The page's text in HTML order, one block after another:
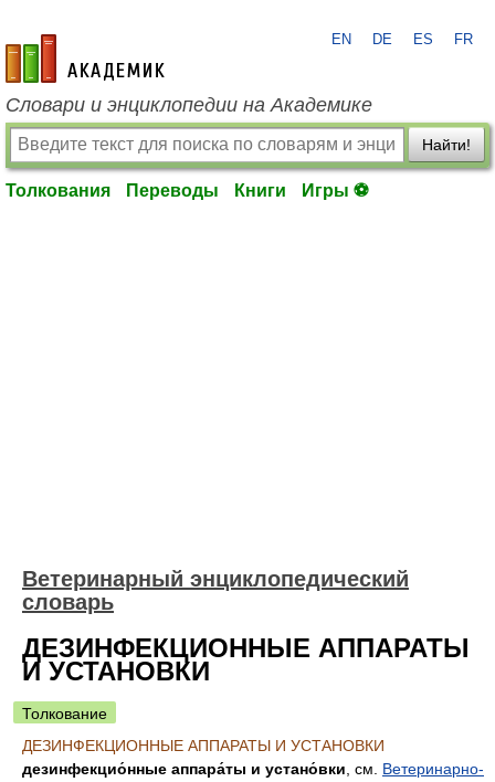
academic.ru
EN DE ES FR
Словари и энциклопедии на Академике
Найти!
Толкования Переводы Книги Игры ⚽
Ветеринарный энциклопедический
словарь
ДЕЗИНФЕКЦИОННЫЕ АППАРАТЫ
И УСТАНОВКИ
Толкование
ДЕЗИНФЕКЦИОННЫЕ АППАРАТЫ И УСТАНОВКИ
дезинфекцио́нные аппара́ты и устано́вки , см. Ветеринарно-